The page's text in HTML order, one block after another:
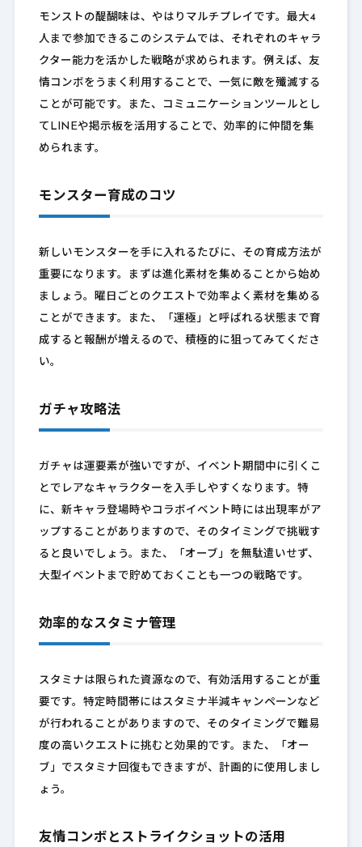
モンストの醍醐味は、やはりマルチプレイです。最大4
人まで参加できるこのシステムでは、それぞれのキャラ
クター能力を活かした戦略が求められます。例えば、友
情コンボをうまく利用することで、一気に敵を殲滅する
ことが可能です。また、コミュニケーションツールとし
てLINEや掲示板を活用することで、効率的に仲間を集
められます。
モンスター育成のコツ
新しいモンスターを手に入れるたびに、その育成方法が
重要になります。まずは進化素材を集めることから始め
ましょう。曜日ごとのクエストで効率よく素材を集める
ことができます。また、「運極」と呼ばれる状態まで育
成すると報酬が増えるので、積極的に狙ってみてくださ
い。
ガチャ攻略法
ガチャは運要素が強いですが、イベント期間中に引くこ
とでレアなキャラクターを入手しやすくなります。特
に、新キャラ登場時やコラボイベント時には出現率がア
ップすることがありますので、そのタイミングで挑戦す
ると良いでしょう。また、「オーブ」を無駄遣いせず、
大型イベントまで貯めておくことも一つの戦略です。
効率的なスタミナ管理
スタミナは限られた資源なので、有効活用することが重
要です。特定時間帯にはスタミナ半減キャンペーンなど
が行われることがありますので、そのタイミングで難易
度の高いクエストに挑むと効果的です。また、「オー
ブ」でスタミナ回復もできますが、計画的に使用しまし
ょう。
友情コンボとストライクショットの活用